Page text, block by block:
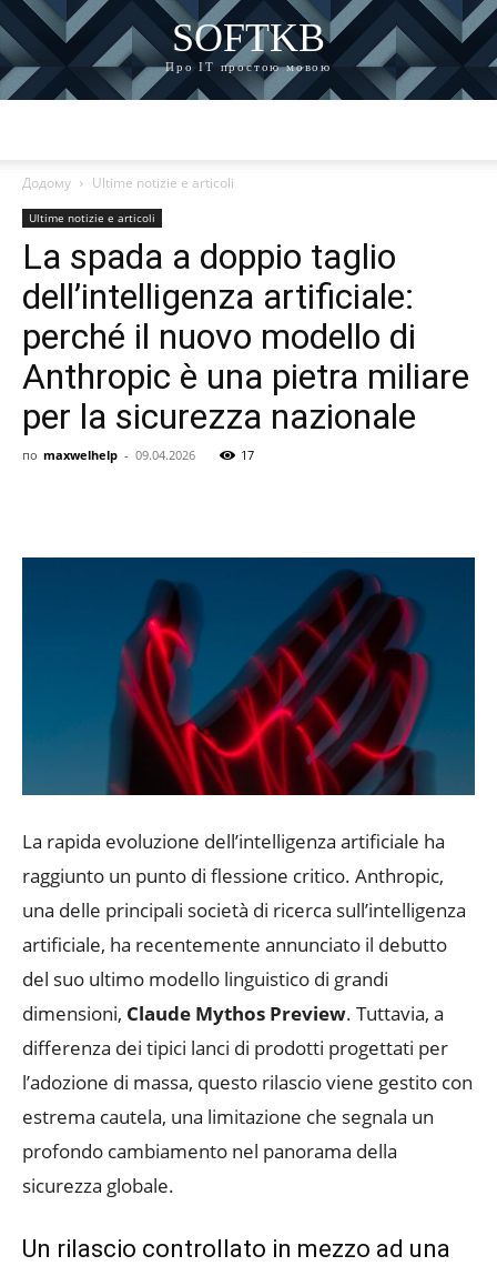
SOFTKB
Про ІТ простою мовою
Додому Ultime notizie e articoli
Ultime notizie e articoli
La spada a doppio taglio
dell’intelligenza artificiale:
perché il nuovo modello di
Anthropic è una pietra miliare
per la sicurezza nazionale
по maxwelhelp - 09.04.2026 17
La rapida evoluzione dell’intelligenza artificiale ha
raggiunto un punto di flessione critico. Anthropic,
una delle principali società di ricerca sull’intelligenza
artificiale, ha recentemente annunciato il debutto
del suo ultimo modello linguistico di grandi
dimensioni, Claude Mythos Preview. Tuttavia, a
differenza dei tipici lanci di prodotti progettati per
l’adozione di massa, questo rilascio viene gestito con
estrema cautela, una limitazione che segnala un
profondo cambiamento nel panorama della
sicurezza globale.
Un rilascio controllato in mezzo ad una